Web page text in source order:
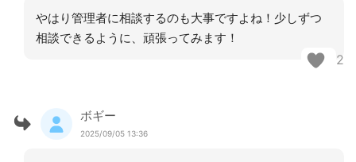
やはり管理者に相談するのも大事ですよね！少しずつ
相談できるように、頑張ってみます！
2
ボギー
2025/09/05 13:36